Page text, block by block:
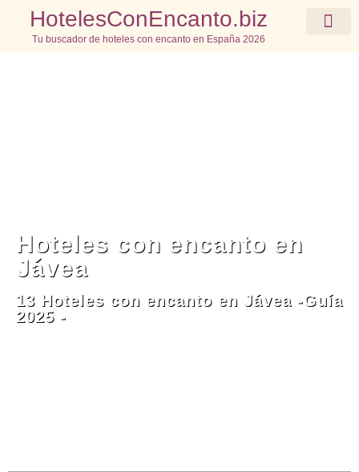
HotelesConEncanto.biz
Tu buscador de hoteles con encanto en España 2026
Hoteles con encanto en
Jávea
13 Hoteles con encanto en Jávea -Guía
2025 -